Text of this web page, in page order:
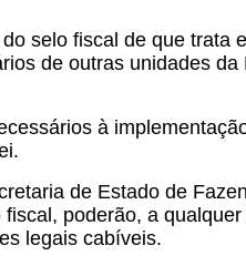
selo fiscal de que
de outras unidades
à
de Estado de
poderão, a
legais cabíveis.